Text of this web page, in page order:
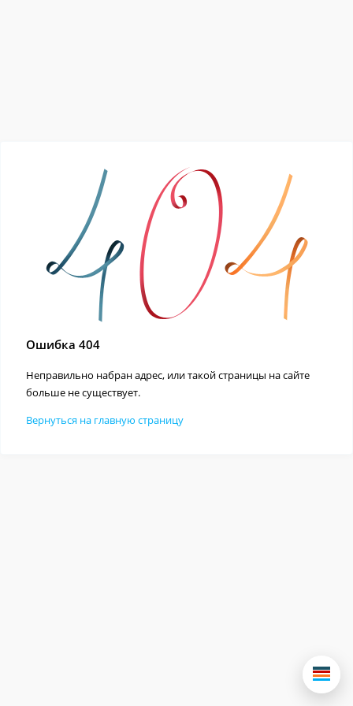
Ошибка 404
Неправильно набран адрес, или такой страницы на сайте
больше не существует.
Вернуться на главную страницу